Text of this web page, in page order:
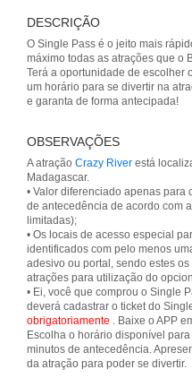
DESCRIÇÃO
O Single Pass é o jeito mais
máximo todas as atrações que o
Terá a oportunidade de escolher
um horário para se divertir na
e garanta de forma antecipada!
OBSERVAÇÕES
A atração Crazy River está
Madagascar.
• Valor diferenciado apenas
de antecedência de acordo com
limitadas);
• Os locais de acesso especial
identificados com pelo menos
adesivo ou portal, sendo estes
atrações para utilização do
• Ei, você que comprou o Single
deverá cadastrar o ticket do
obrigatoriamente . Baixe o APP
Escolha o horário disponível
minutos de antecedência.
da atração para poder se divertir.